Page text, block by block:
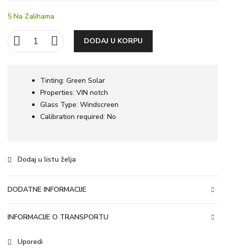
5 Na Zalihama
DODAJ U KORPU
Tinting: Green Solar
Properties: VIN notch
Glass Type: Windscreen
Calibration required: No
Dodaj u listu želja
DODATNE INFORMACIJE
INFORMACIJE O TRANSPORTU
Uporedi